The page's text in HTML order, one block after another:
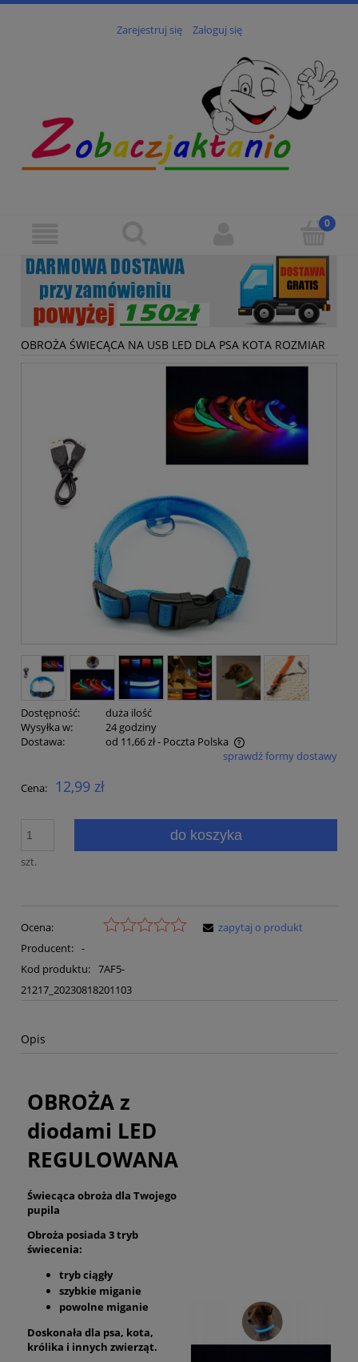
Zarejestruj się Zaloguj się
OBROŻA ŚWIECĄCA NA USB LED DLA PSA KOTA ROZMIAR
Dostępność:
duża ilość
Wysyłka w:
24 godziny
Dostawa:
od 11,66 zł- Poczta Polska
Cena nie zawiera ewentualnych kosztów płatnościsprawdź formy dostawy
Cena: 12,99 zł
szt.
do koszyka
Ocena:
Producent: -
Kod produktu: 7AF5-
21217_20230818201103
zapytaj o produkt
Opis
OBROŻA z
diodami LED
REGULOWANA
Świecąca obroża dla Twojego
pupila
Obroża posiada 3 tryb
świecenia:
tryb ciągły
szybkie miganie
powolne miganie
Doskonała dla psa, kota,
królika i innych zwierząt.